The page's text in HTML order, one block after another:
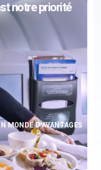
notre priorité
MONDE D'AVANTAGES